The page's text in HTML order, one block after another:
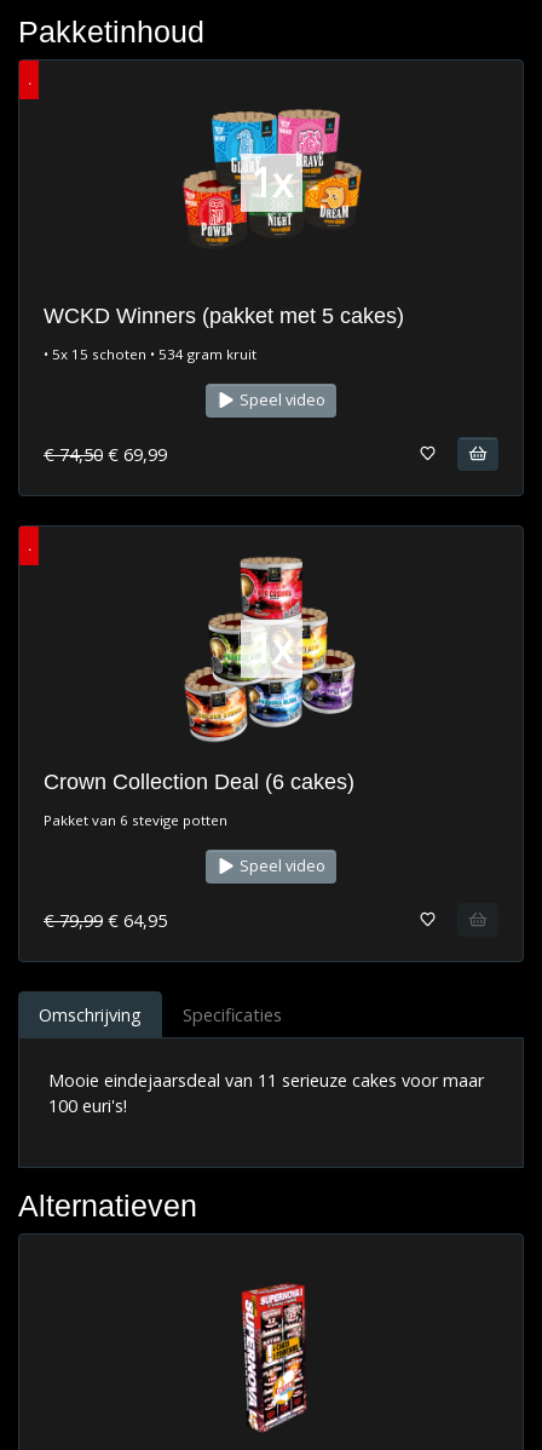
Pakketinhoud
1x
.
WCKD Winners (pakket met 5 cakes)
• 5x 15 schoten • 534 gram kruit
Speel video
€ 74,50 € 69,99
1x
.
Crown Collection Deal (6 cakes)
Pakket van 6 stevige potten
Speel video
€ 79,99 € 64,95
Omschrijving Specificaties
Mooie eindejaarsdeal van 11 serieuze cakes voor maar
100 euri's!
Alternatieven